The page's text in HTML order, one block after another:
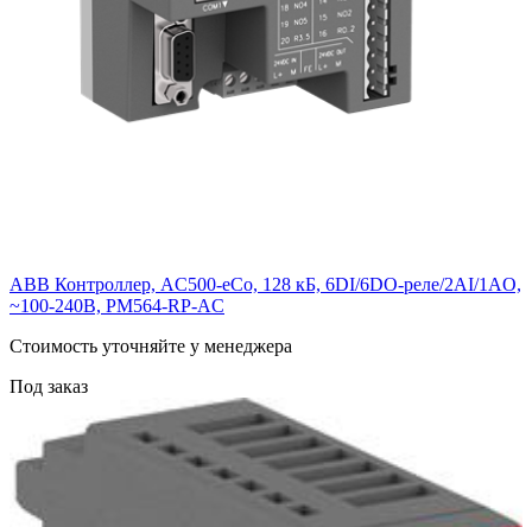
ABB Контроллер, AC500-eCo, 128 кБ, 6DI/6DO-реле/2AI/1AO,
~100-240В, PM564-RP-AC
Cтоимость уточняйте у менеджера
Под заказ